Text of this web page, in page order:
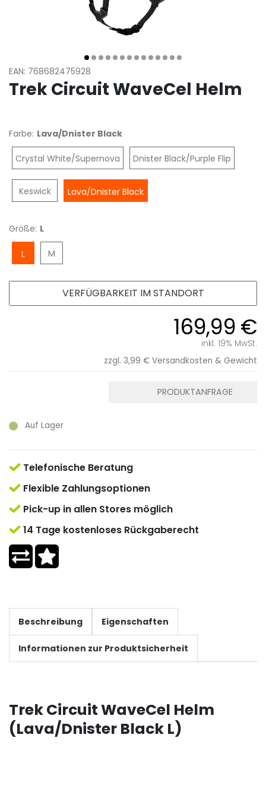
EAN: 768682475928
Trek Circuit WaveCel Helm
Farbe: Lava/Dnister Black
Crystal White/Supernova Dnister Black/Purple Flip
Keswick Lava/Dnister Black
Größe: L
L M
169,99 €
inkl. 19% MwSt.
zzgl. 3,99 € Versandkosten & Gewicht
Auf Lager
PRODUKTANFRAGE
VERFÜGBARKEIT IM STANDORT
Telefonische Beratung
Flexible Zahlungsoptionen
Pick-up in allen Stores möglich
14 Tage kostenloses Rückgaberecht
Beschreibung Eigenschaften
Informationen zur Produktsicherheit
Trek Circuit WaveCel Helm
(Lava/Dnister Black L)